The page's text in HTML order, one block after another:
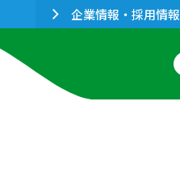
企業情報・採用情報